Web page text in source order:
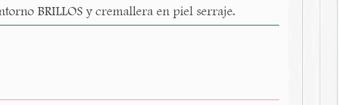
BRILLOS y cremallera en piel serraje.